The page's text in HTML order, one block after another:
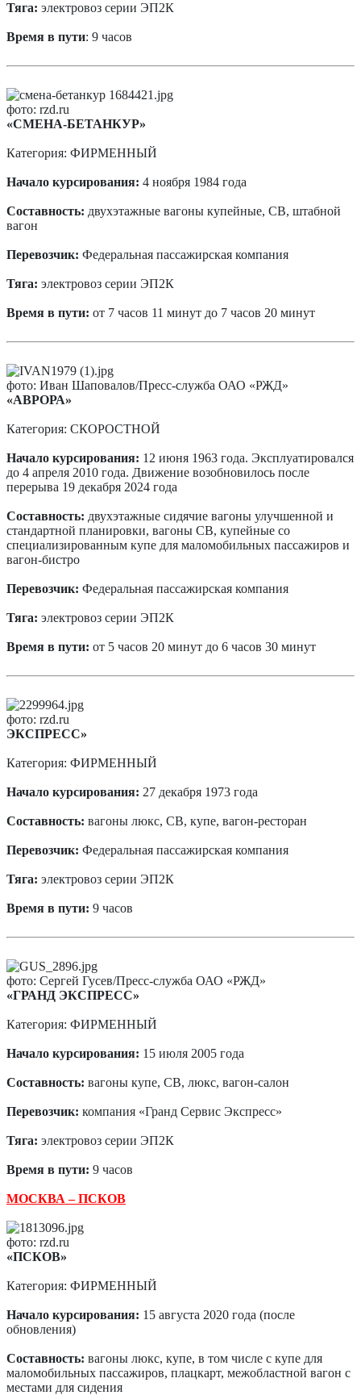
Тяга: электровоз серии ЭП2К
Время в пути: 9 часов
фото: rzd.ru
«СМЕНА-БЕТАНКУР»
Категория: ФИРМЕННЫЙ
Начало курсирования: 4 ноября 1984 года
Составность: двухэтажные вагоны купейные, СВ, штабной
вагон
Перевозчик: Федеральная пассажирская компания
Тяга: электровоз серии ЭП2К
Время в пути: от 7 часов 11 минут до 7 часов 20 минут
фото: Иван Шаповалов/Пресс-служба ОАО «РЖД»
«АВРОРА»
Категория: СКОРОСТНОЙ
Начало курсирования: 12 июня 1963 года. Эксплуатировался
до 4 апреля 2010 года. Движение возобновилось после
перерыва 19 декабря 2024 года
Составность: двухэтажные сидячие вагоны улучшенной и
стандартной планировки, вагоны СВ, купейные со
специализированным купе для маломобильных пассажиров и
вагон-бистро
Перевозчик: Федеральная пассажирская компания
Тяга: электровоз серии ЭП2К
Время в пути: от 5 часов 20 минут до 6 часов 30 минут
фото: rzd.ru
ЭКСПРЕСС»
Категория: ФИРМЕННЫЙ
Начало курсирования: 27 декабря 1973 года
Составность: вагоны люкс, СВ, купе, вагон-ресторан
Перевозчик: Федеральная пассажирская компания
Тяга: электровоз серии ЭП2К
Время в пути: 9 часов
фото: Сергей Гусев/Пресс-служба ОАО «РЖД»
«ГРАНД ЭКСПРЕСС»
Категория: ФИРМЕННЫЙ
Начало курсирования: 15 июля 2005 года
Составность: вагоны купе, СВ, люкс, вагон-салон
Перевозчик: компания «Гранд Сервис Экспресс»
Тяга: электровоз серии ЭП2К
Время в пути: 9 часов
МОСКВА – ПСКОВ
фото: rzd.ru
«ПСКОВ»
Категория: ФИРМЕННЫЙ
Начало курсирования: 15 августа 2020 года (после
обновления)
Составность: вагоны люкс, купе, в том числе с купе для
маломобильных пассажиров, плацкарт, межобластной вагон с
местами для сидения